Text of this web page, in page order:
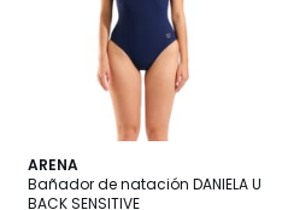
ARENA
Bañador de natación DANIELA U
BACK SENSITIVE